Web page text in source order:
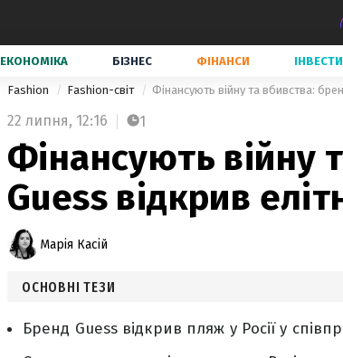
ЕКОНОМІКА БІЗНЕС ФІНАНСИ
Fashion Fashion-світ Фінансують війну та вбивства:
22 липня, 12:16 1
Фінансують війну
Guess відкрив
Марія Касій
ОСНОВНІ ТЕЗИ
Бренд Guess відкрив пляж у Росії у